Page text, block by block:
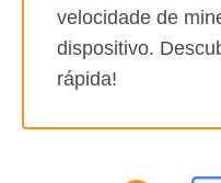
velocidade de
dispositivo.
rápida!